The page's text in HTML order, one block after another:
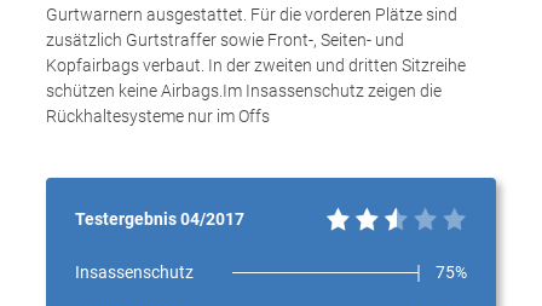
Gurtwarnern ausgestattet. Für die vorderen Plätze sind
zusätzlich Gurtstraffer sowie Front-, Seiten- und
Kopfairbags verbaut. In der zweiten und dritten Sitzreihe
schützen keine Airbags.Im Insassenschutz zeigen die
Rückhaltesysteme nur im Offs
Testergebnis 04/2017
Insassenschutz 75%